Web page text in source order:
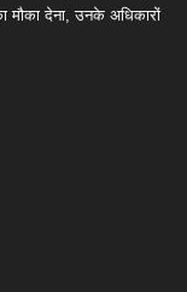
मौका देना, उनके अधिकारों